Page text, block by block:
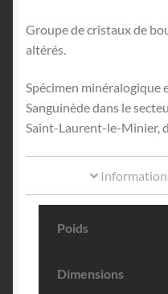
Groupe de cristaux de
altérés.
Spécimen minéralogique
Sanguinède dans le
Saint-Laurent-le-Minier,
Poids
Dimensions